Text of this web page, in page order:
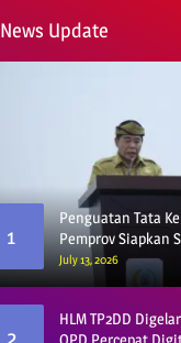
News Update
1
Penguatan Tata
Pemprov Siapkan
Strategis
July 13, 2026
2
HLM TP2DD
OPD Percepat